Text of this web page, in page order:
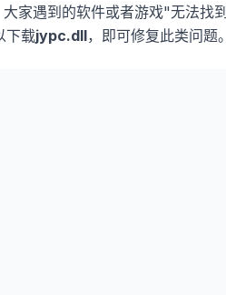
家遇到的软件或者游戏"无法找到
下载jypc.dll，即可修复此类问题。